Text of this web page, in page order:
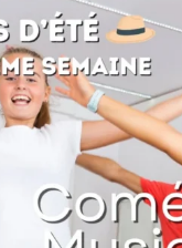
Juin 16